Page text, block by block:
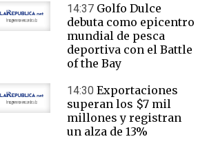
14:37 Golfo Dulce
debuta como epicentro
mundial de pesca
deportiva con el Battle
of the Bay
14:30 Exportaciones
superan los $7 mil
millones y registran
un alza de 13%